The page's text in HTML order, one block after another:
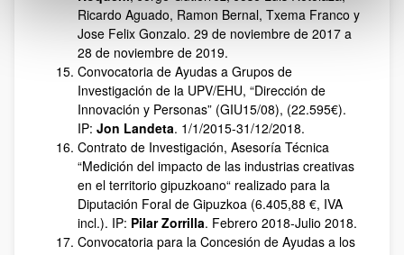
Ricardo Aguado, Ramon Bernal, Txema Franco y
Jose Felix Gonzalo. 29 de noviembre de 2017 a
28 de noviembre de 2019.
Convocatoria de Ayudas a Grupos de
Investigación de la UPV/EHU, “Dirección de
Innovación y Personas” (GIU15/08), (22.595€).
IP: Jon Landeta. 1/1/2015-31/12/2018.
Contrato de Investigación, Asesoría Técnica
“Medición del impacto de las industrias creativas
en el territorio gipuzkoano“ realizado para la
Diputación Foral de Gipuzkoa (6.405,88 €, IVA
incl.). IP: Pilar Zorrilla. Febrero 2018-Julio 2018.
Convocatoria para la Concesión de Ayudas a los